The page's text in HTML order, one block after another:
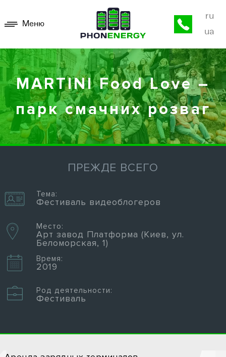
Меню
ru
ua
MARTINI Food Love –
парк смачних розваг
ПРЕЖДЕ ВСЕГО
Тема:
Фестиваль видеоблогеров
Место:
Арт завод Платформа (Киев, ул.
Беломорская, 1)
Время:
2019
Род деятельности:
Фестиваль